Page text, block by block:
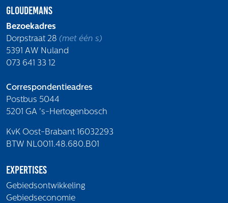
Gloudemans
Bezoekadres
Dorpstraat 28 (met één s)
5391 AW Nuland
073 641 33 12
Correspondentieadres
Postbus 5044
5201 GA 's-Hertogenbosch
KvK Oost-Brabant 16032293
BTW NL0011.48.680.B01
Expertises
Gebiedsontwikkeling
Gebiedseconomie